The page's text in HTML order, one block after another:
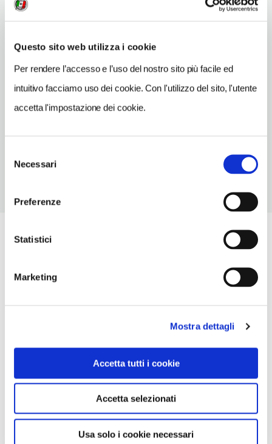
Questo sito web utilizza i cookie
Per rendere l’accesso e l’uso del nostro sito più facile ed
intuitivo facciamo uso dei cookie. Con l'utilizzo del sito, l'utente
accetta l'impostazione dei cookie.
delNecessari
Preferenze
Statistici
Marketing
Mostra dettagli
Accetta tutti i cookie
Accetta selezionati
Usa solo i cookie necessari
Montegallo (AP)
Marche IT
INDIRIZZO EMAIL
info.montegallo@sibillini.net